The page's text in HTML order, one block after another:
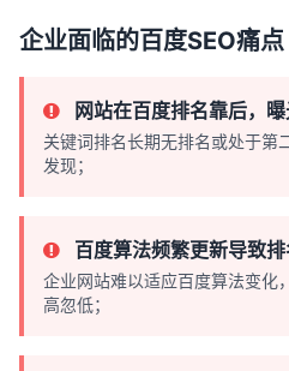
企业面临的百度SEO痛点
网站在百度排名靠后，
关键词排名长期无排名或处于第
发现；
百度算法频繁更新导致
企业网站难以适应百度算法变化
高忽低；